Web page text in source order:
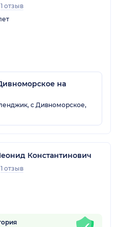
1 отзыв
на
с Дивноморское,
Константинович
1 отзыв